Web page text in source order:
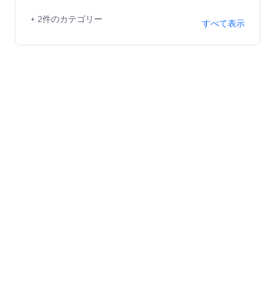
+ 2件のカテゴリー すべて表示